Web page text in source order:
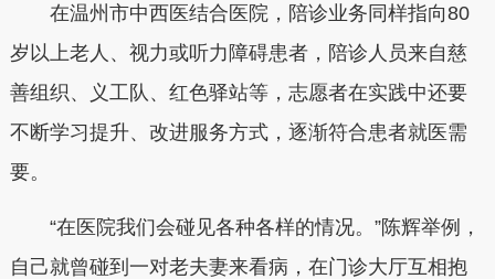
在温州市中西医结合医院，陪诊业务同样指向80
岁以上老人、视力或听力障碍患者，陪诊人员来自慈
善组织、义工队、红色驿站等，志愿者在实践中还要
不断学习提升、改进服务方式，逐渐符合患者就医需
要。
“在医院我们会碰见各种各样的情况。”陈辉举例，
自己就曾碰到一对老夫妻来看病，在门诊大厅互相抱